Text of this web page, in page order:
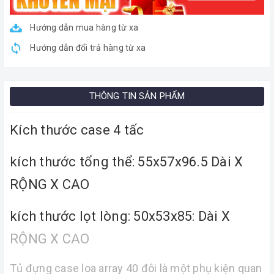
Hướng dẫn mua hàng từ xa
Hướng dẫn đổi trả hàng từ xa
THÔNG TIN SẢN PHẨM
Kích thước case 4 tấc
kích thước tổng thể: 55x57x96.5 Dài X
RỘNG X CAO
kích thước lọt lòng: 50x53x85: Dài X
RỘNG X CAO
Tủ đựng case loa array 40 đôi là một phụ kiện quan